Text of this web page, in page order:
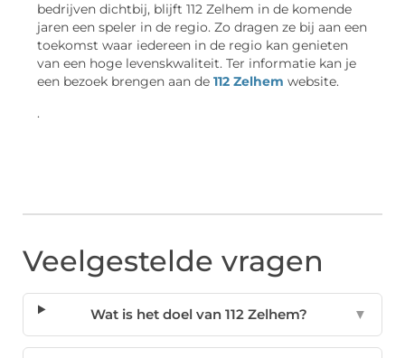
bedrijven dichtbij, blijft 112 Zelhem in de komende
jaren een speler in de regio. Zo dragen ze bij aan een
toekomst waar iedereen in de regio kan genieten
van een hoge levenskwaliteit. Ter informatie kan je
een bezoek brengen aan de 112 Zelhem website.
.
Veelgestelde vragen
Wat is het doel van 112 Zelhem? ▼